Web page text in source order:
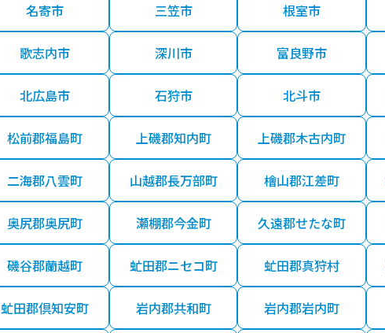
名寄市 三笠市 根室市
歌志内市 深川市 富良野市
北広島市 石狩市 北斗市
松前郡福島町 上磯郡知内町 上磯郡木古内町
二海郡八雲町 山越郡長万部町 檜山郡江差町
奥尻郡奥尻町 瀬棚郡今金町 久遠郡せたな町
磯谷郡蘭越町 虻田郡ニセコ町 虻田郡真狩村
虻田郡倶知安町 岩内郡共和町 岩内郡岩内町